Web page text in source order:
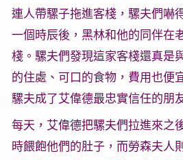
連人帶騾子拖進客棧，騾夫們嚇
一個時辰後，黑林和他的同伴在
棧。騾夫們發現這家客棧還真是
的住處、可口的食物，費用也便
騾夫成了艾偉德最忠實信任的朋
每天，艾偉德把騾夫們拉進來之
時餵飽他們的肚子，而勞森夫人